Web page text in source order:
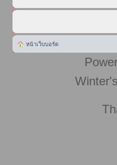
หน้าเว็บบอร์ด